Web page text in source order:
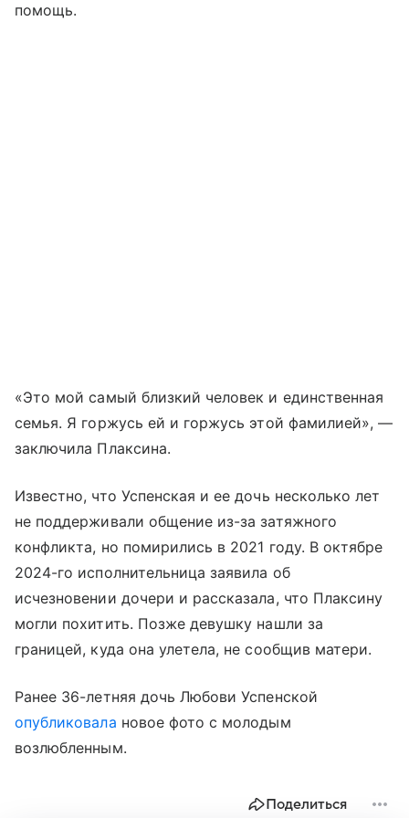
помощь.
«Это мой самый близкий человек и единственная
семья. Я горжусь ей и горжусь этой фамилией», —
заключила Плаксина.
Известно, что Успенская и ее дочь несколько лет
не поддерживали общение из-за затяжного
конфликта, но помирились в 2021 году. В октябре
2024-го исполнительница заявила об
исчезновении дочери и рассказала, что Плаксину
могли похитить. Позже девушку нашли за
границей, куда она улетела, не сообщив матери.
Ранее 36-летняя дочь Любови Успенской
опубликовала новое фото с молодым
возлюбленным.
Поделиться